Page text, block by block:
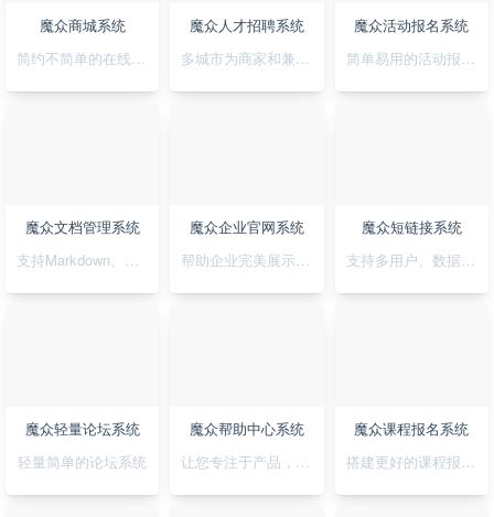
魔众商城系统
简约不简单的在线商城系统
魔众人才招聘系统
多城市为商家和兼职者的提供精准对接平台
魔众活动报名系统
简单易用的活动报名系统
魔众文档管理系统
支持Markdown、图表、脑图、富文本的文档管理系统
魔众企业官网系统
帮助企业完美展示自己的形象
魔众短链接系统
支持多用户、数据统计、API对接的短链接系统
魔众轻量论坛系统
轻量简单的论坛系统
魔众帮助中心系统
让您专注于产品，无需为帮助中心的建设担忧
魔众课程报名系统
搭建更好的课程报名系统